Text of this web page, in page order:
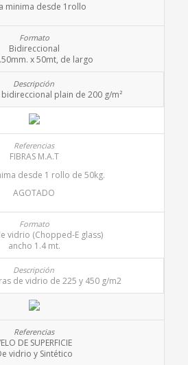
minima desde 1rollo
Bidireccional
x 50mt, de largo
plain de 200 g/m²
FIBRAS M.A.T
desde 1 rollo de 50kg.
AGOTADO
vidrio (Chopped-E glass)
ancho 1.4 mt.
de vidrio de 225 y 450 g/m2
DE SUPERFICIE
vidrio y Sintético